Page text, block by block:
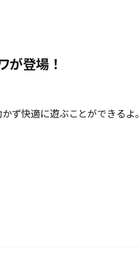
が登場！
ず快適に遊ぶことができるよ。